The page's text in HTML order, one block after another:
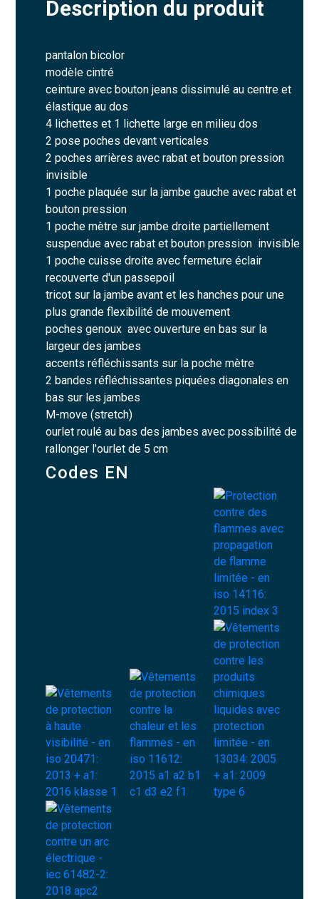
Description du produit
pantalon bicolor
modèle cintré
ceinture avec bouton jeans dissimulé au centre et
élastique au dos
4 lichettes et 1 lichette large en milieu dos
2 pose poches devant verticales
2 poches arrières avec rabat et bouton pression
invisible
1 poche plaquée sur la jambe gauche avec rabat et
bouton pression
1 poche mètre sur jambe droite partiellement
suspendue avec rabat et bouton pression invisible
1 poche cuisse droite avec fermeture éclair
recouverte d'un passepoil
tricot sur la jambe avant et les hanches pour une
plus grande flexibilité de mouvement
poches genoux avec ouverture en bas sur la
largeur des jambes
accents réfléchissants sur la poche mètre
2 bandes réfléchissantes piquées diagonales en
bas sur les jambes
M-move (stretch)
ourlet roulé au bas des jambes avec possibilité de
rallonger l'ourlet de 5 cm
Codes EN